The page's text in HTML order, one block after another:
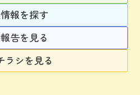
報を探す
告を見る
ラシを見る